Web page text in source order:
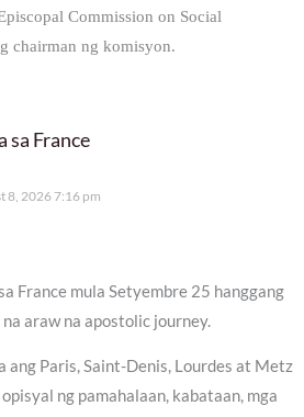
Commission on Social
chairman ng komisyon.
sa France
8, 2026 7:16 pm
France mula Setyembre 25 hanggang
araw na apostolic journey.
ang Paris, Saint-Denis, Lourdes at Metz
ng pamahalaan, kabataan, mga